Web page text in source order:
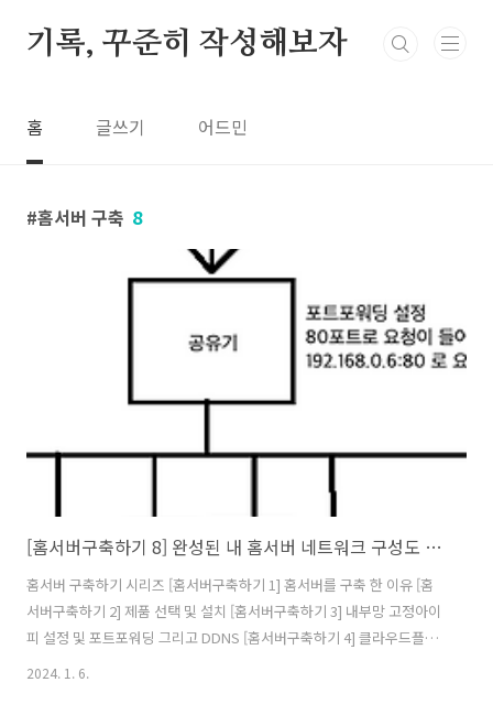
기록, 꾸준히 작성해보자
홈 글쓰기 어드민
홈서버 구축 8
[홈서버구축하기 8] 완성된 내 홈서버 네트워크 구성도 및 홈서버 배치 모습 그리고 총 비용
홈서버 구축하기 시리즈 [홈서버구축하기 1] 홈서버를 구축 한 이유 [홈
서버구축하기 2] 제품 선택 및 설치 [홈서버구축하기 3] 내부망 고정아이
피 설정 및 포트포워딩 그리고 DDNS [홈서버구축하기 4] 클라우드플레
어를 활용하여 내 서버 아이피 숨기기(feat. HTTPS) [홈서버구축하기 5]
2024. 1. 6.